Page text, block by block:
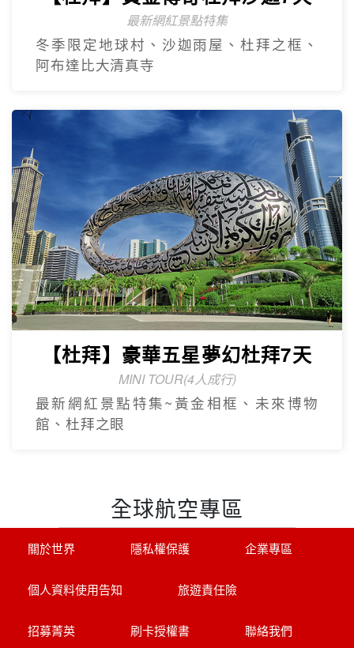
最新網紅景點特集
冬季限定地球村、沙迦⾬屋、杜拜之框、
阿布達比大清真寺
【杜拜】豪華五星夢幻杜拜7天
MINI TOUR(4人成行)
最新網紅景點特集~黃金相框、未來博物
館、杜拜之眼
全球航空專區
關於世界 隱私權保護 企業專區
個人資料使用告知 旅遊責任險
招募菁英 刷卡授權書 聯絡我們